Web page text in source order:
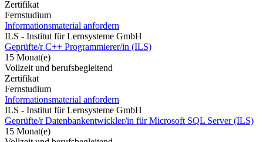
Zertifikat
Fernstudium
Informationsmaterial anfordern
ILS - Institut für Lernsysteme GmbH
Geprüfte/r C++ Programmierer/in (ILS)
15 Monat(e)
Vollzeit und berufsbegleitend
Zertifikat
Fernstudium
Informationsmaterial anfordern
ILS - Institut für Lernsysteme GmbH
Geprüfte/r Datenbankentwickler/in für Microsoft SQL Server (ILS)
15 Monat(e)